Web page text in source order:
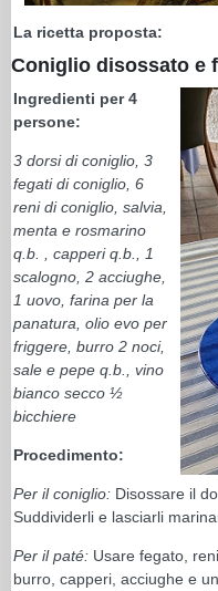
La ricetta proposta:
Coniglio disossato e
Ingredienti per 4
persone:
3 dorsi di coniglio, 3
fegati di coniglio, 6
reni di coniglio, salvia,
menta e rosmarino
q.b. , capperi q.b., 1
scalogno, 2 acciughe,
1 uovo, farina per la
panatura, olio evo per
friggere, burro 2 noci,
sale e pepe q.b., vino
bianco secco ½
bicchiere
Procedimento:
Per il coniglio: Disossare il
Suddividerli e lasciarli
Per il paté: Usare fegato,
burro, capperi, acciughe e